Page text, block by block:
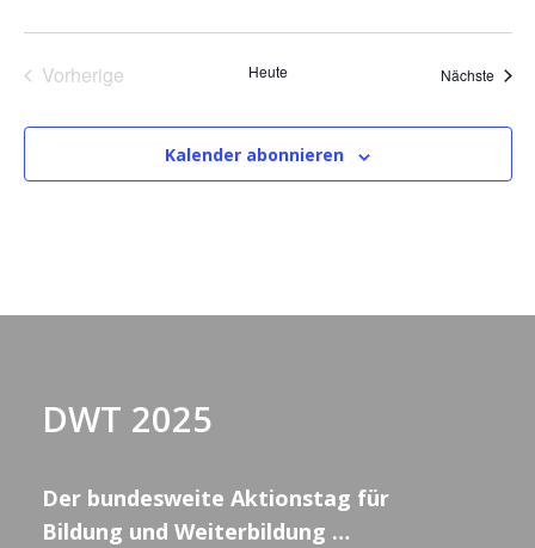
Vorherige
Heute Nächste
Kalender abonnieren
DWT 2025
Der bundesweite Aktionstag für
Bildung und Weiterbildung …